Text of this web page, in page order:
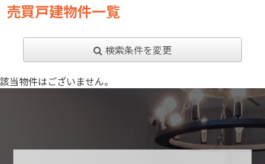
売買戸建物件一覧
検索条件を変更
該当物件はございません。